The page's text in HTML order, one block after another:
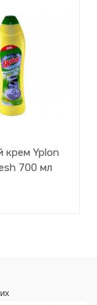
крем Yplon
700 мл